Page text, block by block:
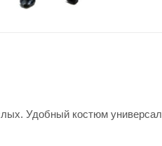
Удобный костюм